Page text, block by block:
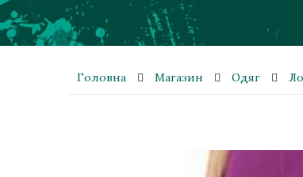
Головна Магазин Одяг